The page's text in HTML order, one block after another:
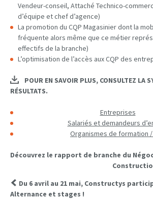
Vendeur-conseil, Attaché Technico-
d’équipe et chef d’agence)
La promotion du CQP Magasinier dont la
fréquente alors même que ce métier
effectifs de la branche)
L’optimisation de l’accès aux CQP des
POUR EN SAVOIR PLUS, CONSULTEZ LA
RÉSULTATS.
Entreprises
Salariés et demandeurs
Organismes de formation /
Découvrez le rapport de branche du
Du 6 avril au 21 mai, Constructys
Alternance et stages !